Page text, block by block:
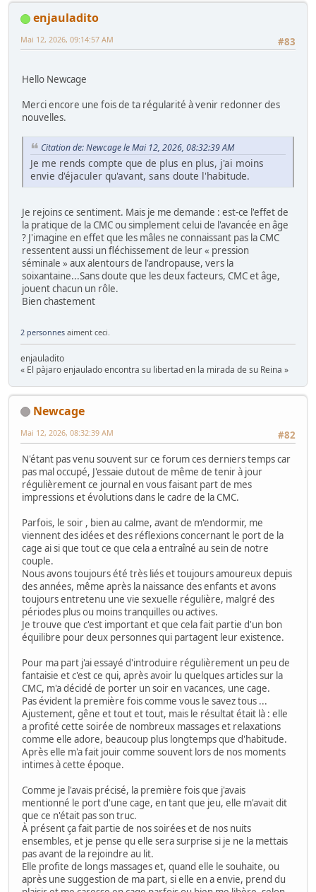
enjauladito
#83
Mai 12, 2026, 09:14:57 AM
Hello Newcage
Merci encore une fois de ta régularité à venir redonner des
nouvelles.
Citation de: Newcage le Mai 12, 2026, 08:32:39 AM
Je me rends compte que de plus en plus, j'ai moins
envie d'éjaculer qu'avant, sans doute l'habitude.
Je rejoins ce sentiment. Mais je me demande : est-ce l'effet de
la pratique de la CMC ou simplement celui de l'avancée en âge
? J'imagine en effet que les mâles ne connaissant pas la CMC
ressentent aussi un fléchissement de leur « pression
séminale » aux alentours de l'andropause, vers la
soixantaine...Sans doute que les deux facteurs, CMC et âge,
jouent chacun un rôle.
Bien chastement
2 personnes aiment ceci.
enjauladito
« El pàjaro enjaulado encontra su libertad en la mirada de su Reina »
Newcage
#82
Mai 12, 2026, 08:32:39 AM
N'étant pas venu souvent sur ce forum ces derniers temps car
pas mal occupé, J'essaie dutout de même de tenir à jour
régulièrement ce journal en vous faisant part de mes
impressions et évolutions dans le cadre de la CMC.
Parfois, le soir , bien au calme, avant de m'endormir, me
viennent des idées et des réflexions concernant le port de la
cage ai si que tout ce que cela a entraîné au sein de notre
couple.
Nous avons toujours été très liés et toujours amoureux depuis
des années, même après la naissance des enfants et avons
toujours entretenu une vie sexuelle régulière, malgré des
périodes plus ou moins tranquilles ou actives.
Je trouve que c'est important et que cela fait partie d'un bon
équilibre pour deux personnes qui partagent leur existence.
Pour ma part j'ai essayé d'introduire régulièrement un peu de
fantaisie et c'est ce qui, après avoir lu quelques articles sur la
CMC, m'a décidé de porter un soir en vacances, une cage.
Pas évident la première fois comme vous le savez tous ...
Ajustement, gêne et tout et tout, mais le résultat était là : elle
a profité cette soirée de nombreux massages et relaxations
comme elle adore, beaucoup plus longtemps que d'habitude.
Après elle m'a fait jouir comme souvent lors de nos moments
intimes à cette époque.
Comme je l'avais précisé, la première fois que j'avais
mentionné le port d'une cage, en tant que jeu, elle m'avait dit
que ce n'était pas son truc.
À présent ça fait partie de nos soirées et de nos nuits
ensembles, et je pense qu elle sera surprise si je ne la mettais
pas avant de la rejoindre au lit.
Elle profite de longs massages et, quand elle le souhaite, ou
après une suggestion de ma part, si elle en a envie, prend du